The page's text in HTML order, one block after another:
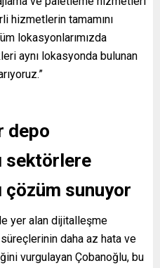
hizmetlerin tamamını
lokasyonlarımızda
aynı lokasyonda bulunan
depo
sektörlere
çözüm sunuyor
yer alan dijitalleşme
daha az hata ve
vurgulayan Çobanoğlu, bu